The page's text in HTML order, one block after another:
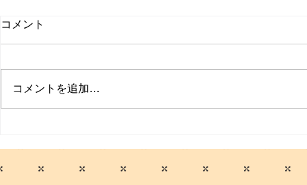
サマーセールのお知らせ
無料会員に
コメント
コメントを追加…